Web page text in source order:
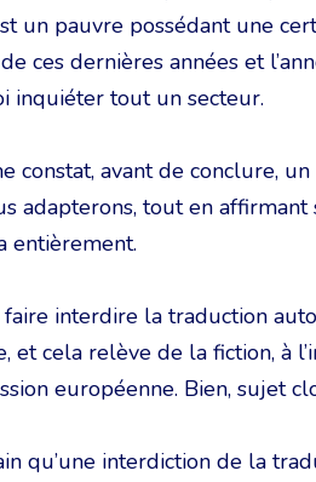
un pauvre possédant une
ces dernières années et
inquiéter tout un secteur.
constat, avant de conclure,
adapterons, tout en affirmant
entièrement.
interdire la traduction
et cela relève de la fiction, à
européenne. Bien, sujet
qu’une interdiction de la